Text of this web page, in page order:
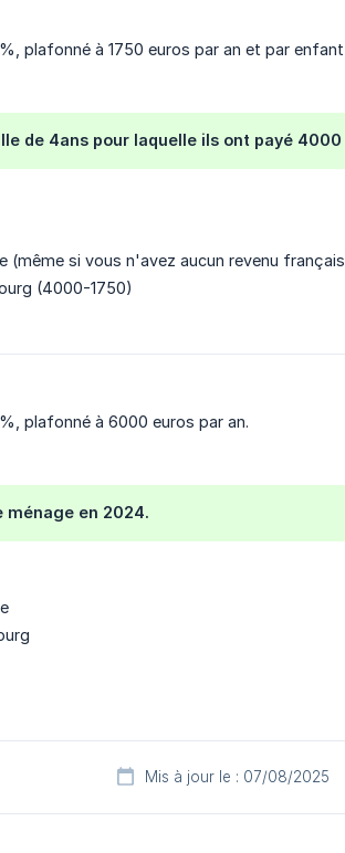
plafonné à 1750 euros par an et par
de 4ans pour laquelle ils ont payé
(même si vous n'avez aucun revenu
(4000-1750)
plafonné à 6000 euros par an.
ménage en 2024.
Mis à jour le : 07/08/2025